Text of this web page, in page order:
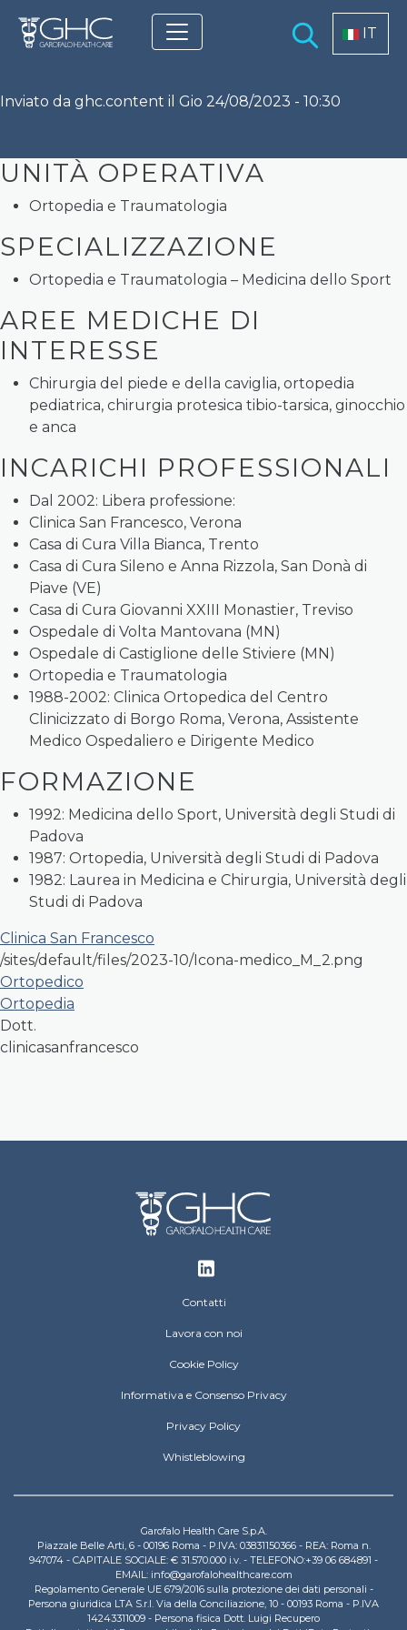
Salta al contenuto principale
IT
Inviato da ghc.content il Gio 24/08/2023 - 10:30
UNITÀ OPERATIVA
Ortopedia e Traumatologia
SPECIALIZZAZIONE
Ortopedia e Traumatologia – Medicina dello Sport
AREE MEDICHE DI
INTERESSE
Chirurgia del piede e della caviglia, ortopedia
pediatrica, chirurgia protesica tibio-tarsica, ginocchio
e anca
INCARICHI PROFESSIONALI
Dal 2002: Libera professione:
Clinica San Francesco, Verona
Casa di Cura Villa Bianca, Trento
Casa di Cura Sileno e Anna Rizzola, San Donà di
Piave (VE)
Casa di Cura Giovanni XXIII Monastier, Treviso
Ospedale di Volta Mantovana (MN)
Ospedale di Castiglione delle Stiviere (MN)
Ortopedia e Traumatologia
1988-2002: Clinica Ortopedica del Centro
Clinicizzato di Borgo Roma, Verona, Assistente
Medico Ospedaliero e Dirigente Medico
FORMAZIONE
1992: Medicina dello Sport, Università degli Studi di
Padova
1987: Ortopedia, Università degli Studi di Padova
1982: Laurea in Medicina e Chirurgia, Università degli
Studi di Padova
Clinica San Francesco
/sites/default/files/2023-10/Icona-medico_M_2.png
Ortopedico
Ortopedia
Dott.
clinicasanfrancesco
Contatti
Lavora con noi
Cookie Policy
Informativa e Consenso Privacy
Privacy Policy
Whistleblowing
Garofalo Health Care S.p.A.
Piazzale Belle Arti, 6 - 00196 Roma - P.IVA: 03831150366 - REA: Roma n.
947074 - CAPITALE SOCIALE: € 31.570.000 i.v. - TELEFONO:+39 06 684891 -
EMAIL: info@garofalohealthcare.com
Regolamento Generale UE 679/2016 sulla protezione dei dati personali -
Persona giuridica LTA S.r.l. Via della Conciliazione, 10 - 00193 Roma - P.IVA
14243311009 - Persona fisica Dott. Luigi Recupero